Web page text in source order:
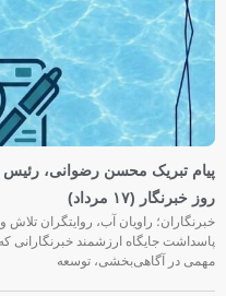
پیام تبریک محسن رضوانی،
روز خبرنگار (۱۷ مرداد)
پاسداشت جایگاه ارزشمند خبرنگارانی
مهمی در آگاهی‌بخشی، توسعه